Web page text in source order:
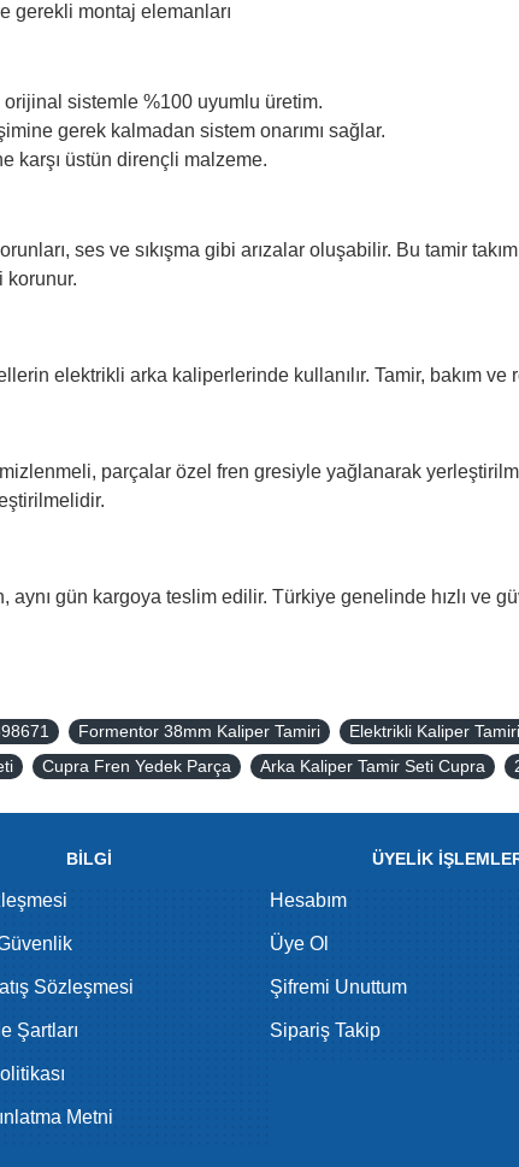
gerekli montaj elemanları
sistemle %100 uyumlu üretim.
gerek kalmadan sistem onarımı sağlar.
karşı üstün dirençli malzeme.
ses ve sıkışma gibi arızalar oluşabilir. Bu tamir
korunur.
elektrikli arka kaliperlerinde kullanılır. Tamir, bakım
parçalar özel fren gresiyle yağlanarak
aynı gün kargoya teslim edilir. Türkiye genelinde hızlı ve
Formentor 38mm Kaliper Tamiri Elektrikli Kaliper
Cupra Fren Yedek Parça Arka Kaliper Tamir Seti Cupra
BİLGİ
Sözleşmesi
Şartları
Metni
ÜYELİK
Hesabım
Üye Ol
Şifremi Unuttum
Sipariş Takip